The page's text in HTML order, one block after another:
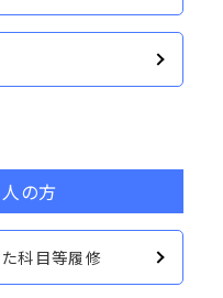
の方
科目等履修